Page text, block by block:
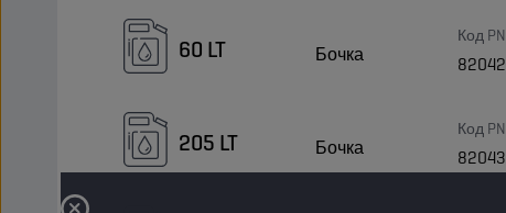
60 LT Бочка
Код PN
205 LT Бочка
Код PN